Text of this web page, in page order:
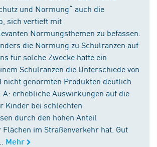
und Normung“ auch die
sich vertieft mit
Normungsthemen zu befassen.
die Normung zu Schulranzen auf
für solche Zwecke hatte ein
Schulranzen die Unterschiede von
nicht genormten Produkten deutlich
A: erhebliche Auswirkungen auf die
Kinder bei schlechten
durch den hohen Anteil
im Straßenverkehr hat. Gut
Mehr